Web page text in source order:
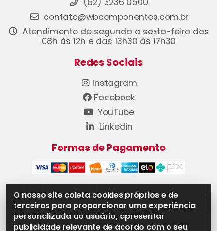
O nosso site coleta cookies próprios e de
terceiros para proporcionar uma experiência
personalizada ao usuário, apresentar
publicidade relevante de acordo com o seu
(62) 3236 0500
contato@wbcomponentes.com.br
Atendimento de segunda a sexta-feira das
08h às 12h e das 13h30 às 17h30
Redes Sociais
Instagram
Facebook
YouTube
Linkedin
Formas de Pagamento
WB Componentes Automotivos LTDA - CNPJ
08.528.393/0001-12 - Rua do Níquel, 667 - Parque
Oeste Industrial, Goiânia/GO - CEP 74375-660